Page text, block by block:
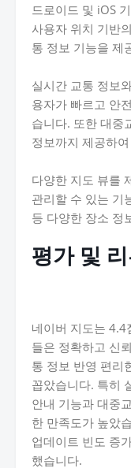
드로이드 및 iOS
사용자 위치 기반
통 정보 기능을 제
실시간 교통 정보
용자가 빠르고 안
습니다. 또한 대중
정보까지 제공하
다양한 지도 뷰를
관리할 수 있는 기
등 다양한 장소 정
평가 및
네이버 지도는 4.4
들은 정확하고 신
통 정보 반영 편리
꼽았습니다. 특히
안내 기능과 대중
한 만족도가 높았
업데이트 빈도 증
했습니다.